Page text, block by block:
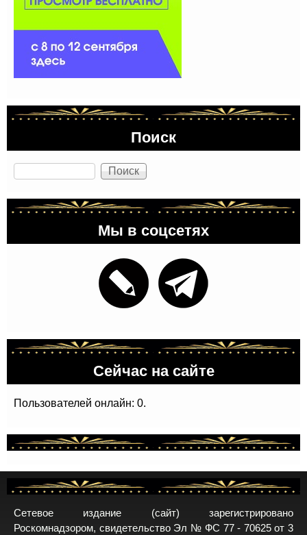
Поиск
Поиск
Мы в соцсетях
Сейчас на сайте
Пользователей онлайн: 0.
Сетевое издание (сайт) зарегистрировано
Роскомнадзором, свидетельство Эл № ФС 77 - 70625 от 3